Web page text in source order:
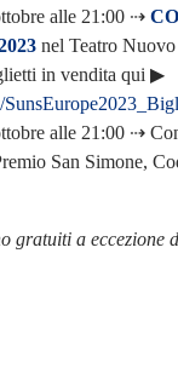
alle 21:00 ⇢
nel Teatro Nuovo
in vendita qui ▶︎
alle 21:00 ⇢
San Simone,
gratuiti a eccezione